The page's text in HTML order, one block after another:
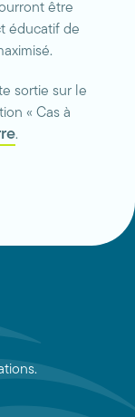
être
éducatif de
sortie sur le
« Cas à
.